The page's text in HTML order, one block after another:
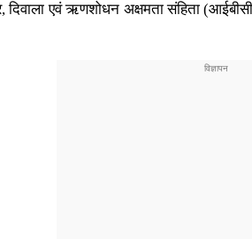
एवं ऋणशोधन अक्षमता संहिता